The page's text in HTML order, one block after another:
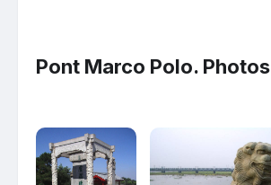
Pont Marco Polo. Photos